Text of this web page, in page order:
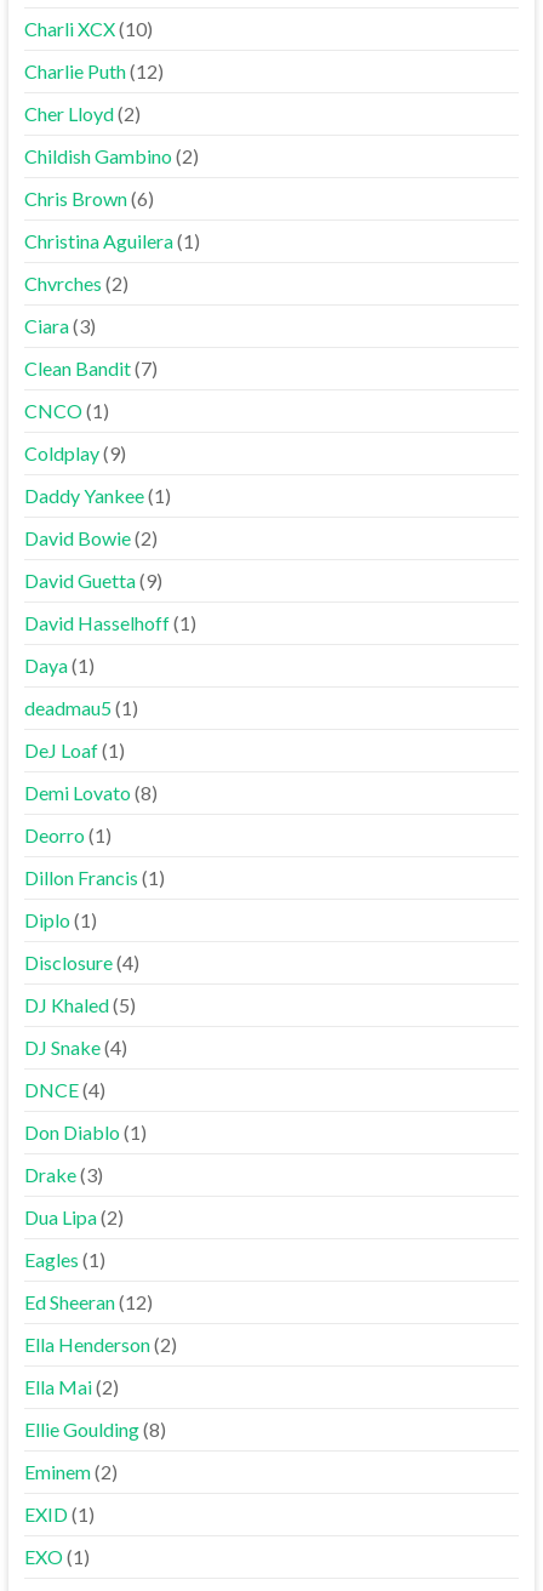
Charli XCX(10)
Charlie Puth(12)
Cher Lloyd(2)
Childish Gambino(2)
Chris Brown(6)
Christina Aguilera(1)
Chvrches (2)
Ciara(3)
Clean Bandit(7)
CNCO(1)
Coldplay(9)
Daddy Yankee(1)
David Bowie(2)
David Guetta(9)
David Hasselhoff(1)
Daya(1)
deadmau5(1)
DeJ Loaf(1)
Demi Lovato(8)
Deorro(1)
Dillon Francis (1)
Diplo(1)
Disclosure(4)
DJ Khaled(5)
DJ Snake(4)
DNCE(4)
Don Diablo(1)
Drake(3)
Dua Lipa(2)
Eagles (1)
Ed Sheeran(12)
Ella Henderson(2)
Ella Mai(2)
Ellie Goulding(8)
Eminem(2)
EXID(1)
EXO(1)